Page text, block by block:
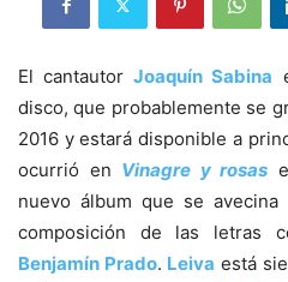
El cantautorJoaquín Sabina
disco, que probablemente se
2016 y estará disponible a
ocurrió en Vinagre y rosas
nuevo álbum que se
composición de las letras
Benjamín Prado. Leiva está